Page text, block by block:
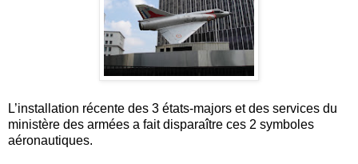
L’installation récente des 3 états-majors et des services du
ministère des armées a fait disparaître ces 2 symboles
aéronautiques.